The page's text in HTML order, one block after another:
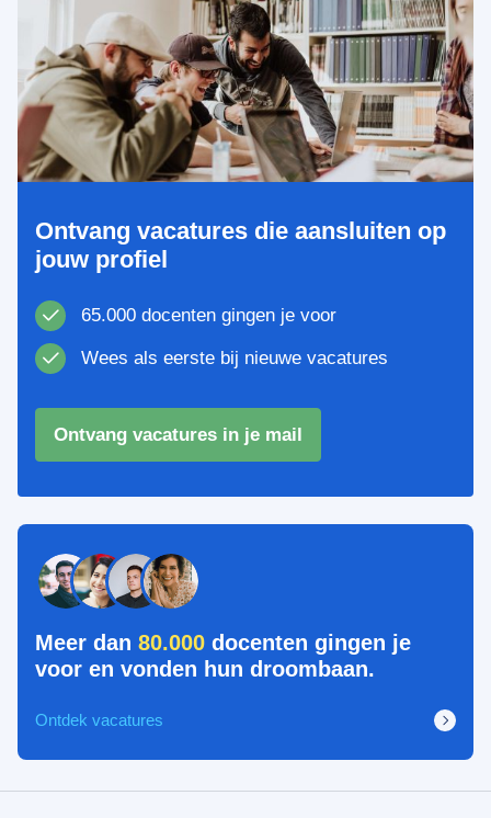
Ontvang vacatures die aansluiten op
jouw profiel
65.000 docenten gingen je voor
Wees als eerste bij nieuwe vacatures
Ontvang vacatures in je mail
Meer dan 80.000 docenten gingen je
voor en vonden hun droombaan.
Ontdek vacatures